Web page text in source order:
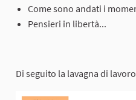
Come sono andati i
Pensieri in libertà...
Di seguito la lavagna di